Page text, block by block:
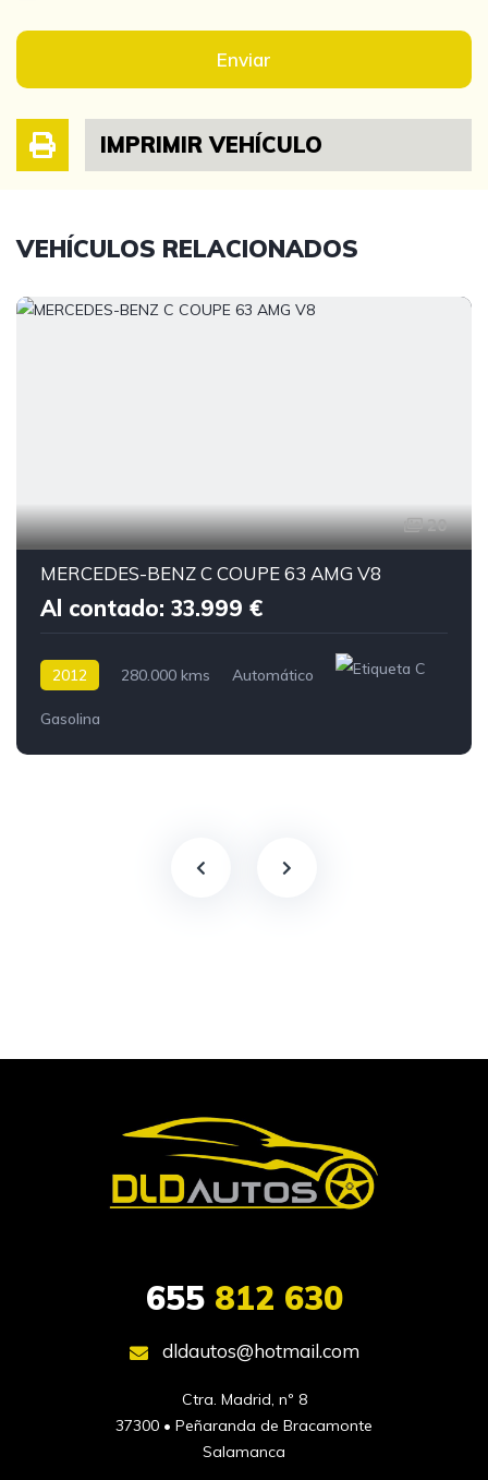
Enviar
IMPRIMIR VEHÍCULO
VEHÍCULOS RELACIONADOS
20
MERCEDES-BENZ C COUPE 63 AMG V8
Al contado: 33.999 €
2012 280.000 kms Automático
Gasolina
655812 630
dldautos@hotmail.com
Ctra. Madrid, nº 8
37300 • Peñaranda de Bracamonte
Salamanca